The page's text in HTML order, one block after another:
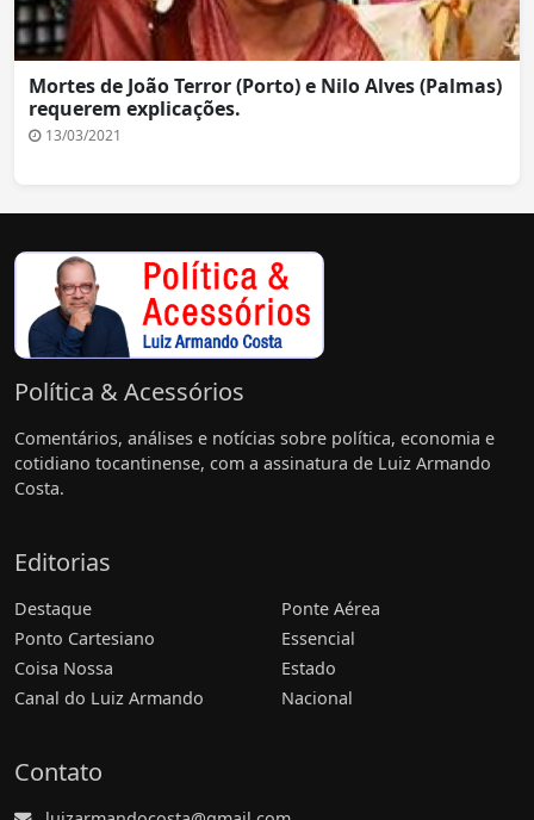
Mortes de João Terror (Porto) e Nilo Alves (Palmas)
requerem explicações.
13/03/2021
Política & Acessórios
Comentários, análises e notícias sobre política, economia e
cotidiano tocantinense, com a assinatura de Luiz Armando
Costa.
Editorias
Destaque
Ponto Cartesiano
Coisa Nossa
Canal do Luiz Armando
Ponte Aérea
Essencial
Estado
Nacional
Contato